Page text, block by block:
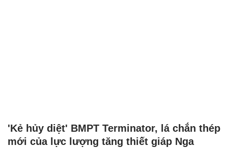
'Kẻ hủy diệt' BMPT Terminator, lá chắn thép
mới của lực lượng tăng thiết giáp Nga